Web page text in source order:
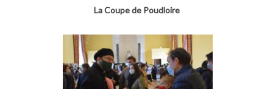
La Coupe de Poudloire